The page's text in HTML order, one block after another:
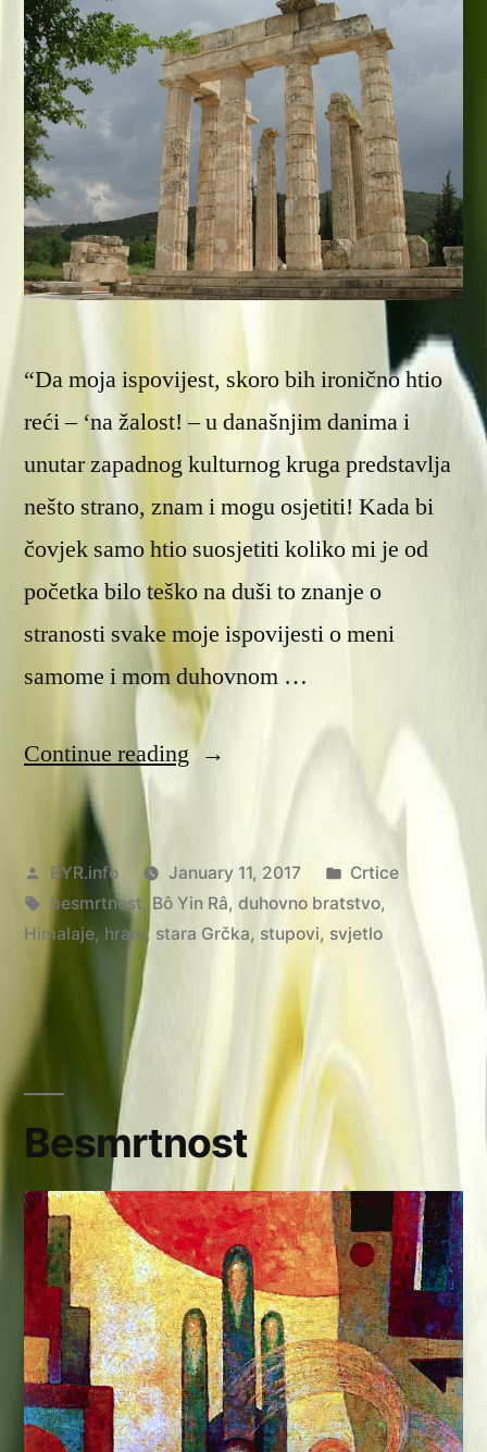
“Da moja ispovijest, skoro bih ironično htio
reći – ‘na žalost! – u današnjim danima i
unutar zapadnog kulturnog kruga predstavlja
nešto strano, znam i mogu osjetiti! Kada bi
čovjek samo htio suosjetiti koliko mi je od
početka bilo teško na duši to znanje o
stranosti svake moje ispovijesti o meni
samome i mom duhovnom …
Continue reading“O
Posted
by
BYR.info January 11, 2017
Posted
in
Crtice
Tags:
besmrtnost, Bô Yin Râ, duhovno bratstvo,
Himalaje, hram, stara Grčka, stupovi, svjetlo
Besmrtnost